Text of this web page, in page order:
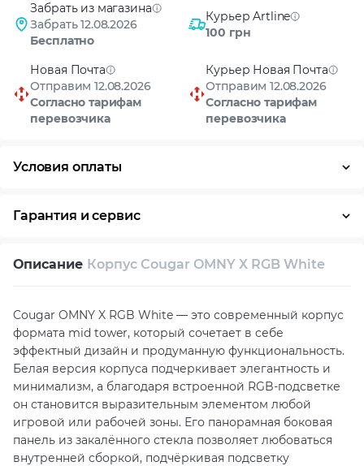
Забрать из магазина
Забрать 12.08.2026
Бесплатно
Курьер Artline
100 грн
Новая Почта
Отправим 12.08.2026
Согласно тарифам
перевозчика
Курьер Новая Почта
Отправим 12.08.2026
Согласно тарифам
перевозчика
Условия оплаты
Гарантия и сервис
Собственный сервисный центр
Описание Корпус Cougar OMNY X RGB White
Cougar OMNY X RGB White — это современный корпус
формата mid tower, который сочетает в себе
эффектный дизайн и продуманную функциональность.
Белая версия корпуса подчеркивает элегантность и
минимализм, а благодаря встроенной RGB-подсветке
он становится выразительным элементом любой
игровой или рабочей зоны. Его панорамная боковая
панель из закалённого стекла позволяет любоваться
внутренней сборкой, подчёркивая подсветку